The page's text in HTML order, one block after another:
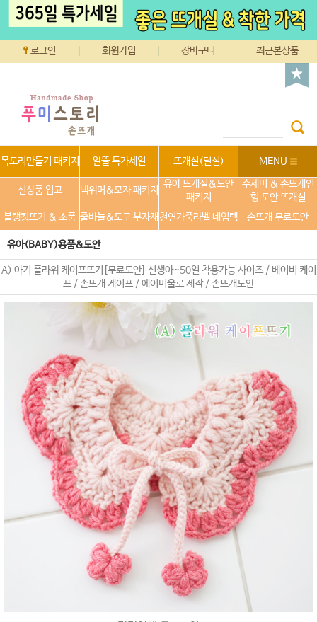
로그인 회원가입 장바구니 최근본상품
목도리만들기 패키지 알뜰 특가세일 뜨개실(털실) MENU
신상품 입고 넥워머&모자 패키지
유아 뜨개실&도안
패키지
수세미 & 손뜨개인
형 도안 뜨개실
블랭킷뜨기 & 소품 줄바늘&도구 부자재 천연가죽라벨 네임텍 손뜨개 무료도안
유아(BABY)용품&도안
A) 아기 플라워 케이프뜨기[무료도안] 신생아~50일 착용가능 사이즈 / 베이비 케이
프 / 손뜨개 케이프 / 에이미울로 제작 / 손뜨개도안